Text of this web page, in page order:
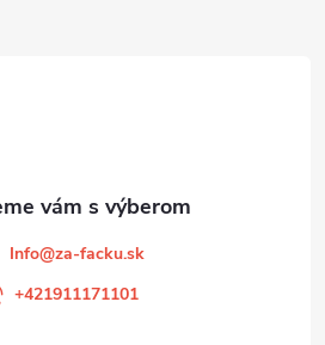
Info@za-facku.sk
+421911171101